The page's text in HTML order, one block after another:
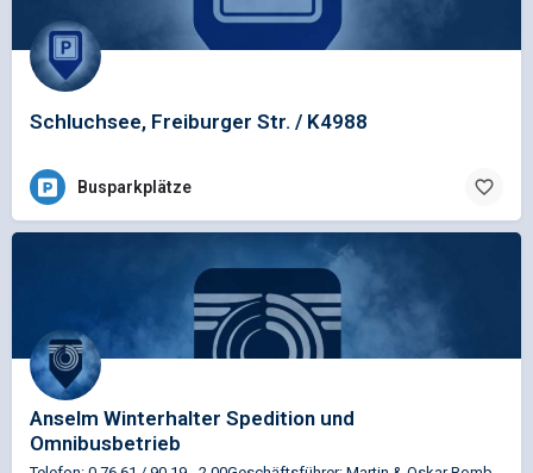
Schluchsee, Freiburger Str. / K4988
Busparkplätze
Anselm Winterhalter Spedition und
Omnibusbetrieb